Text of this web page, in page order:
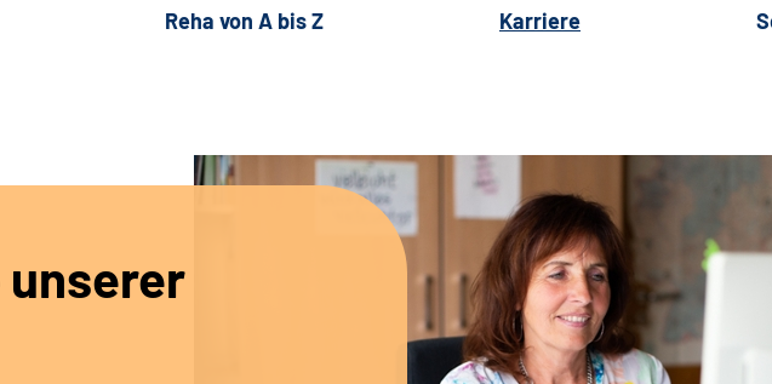
Reha von A bis Z Karriere